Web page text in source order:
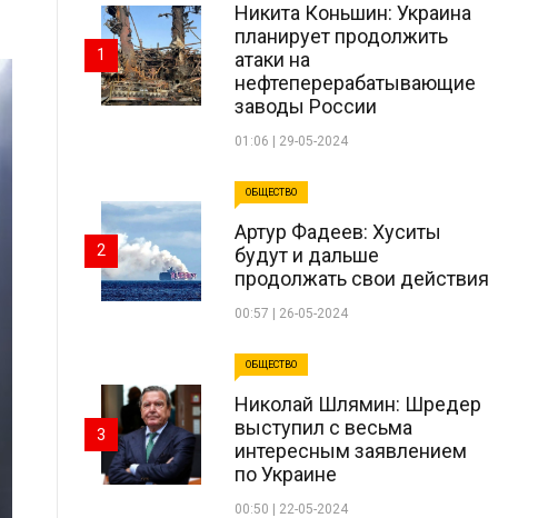
Никита Коньшин: Украина
планирует продолжить
атаки на
нефтеперерабатывающие
заводы России
01:06 | 29-05-2024
1
ОБЩЕСТВО
Артур Фадеев: Хуситы
будут и дальше
продолжать свои действия
00:57 | 26-05-2024
2
ОБЩЕСТВО
Николай Шлямин: Шредер
выступил с весьма
интересным заявлением
по Украине
00:50 | 22-05-2024
3